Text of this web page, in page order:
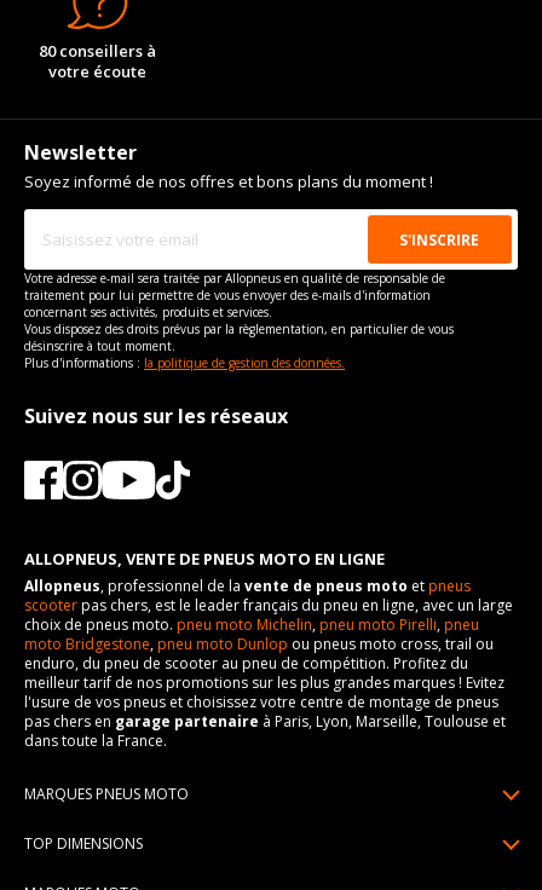
80 conseillers à
votre écoute
Newsletter
Soyez informé de nos offres et bons plans du moment !
Votre adresse e-mail sera traitée par Allopneus en qualité de responsable de
traitement pour lui permettre de vous envoyer des e-mails d'information
concernant ses activités, produits et services.
Vous disposez des droits prévus par la règlementation, en particulier de vous
désinscrire à tout moment.
Plus d'informations : la politique de gestion des données.
Suivez nous sur les réseaux
ALLOPNEUS, VENTE DE PNEUS MOTO EN LIGNE
Allopneus, professionnel de la vente de pneus moto etpneus
scooterpas chers, est le leader français du pneu en ligne, avec un large
choix de pneus moto. pneu moto Michelin,pneu moto Pirelli,pneu
moto Bridgestone,pneu moto Dunlop ou pneus moto cross, trail ou
enduro, du pneu de scooter au pneu de compétition. Profitez du
meilleur tarif de nos promotions sur les plus grandes marques ! Evitez
l'usure de vos pneus et choisissez votre centre de montage de pneus
pas chers en garage partenaire à Paris, Lyon, Marseille, Toulouse et
dans toute la France.
MARQUES PNEUS MOTO
TOP DIMENSIONS